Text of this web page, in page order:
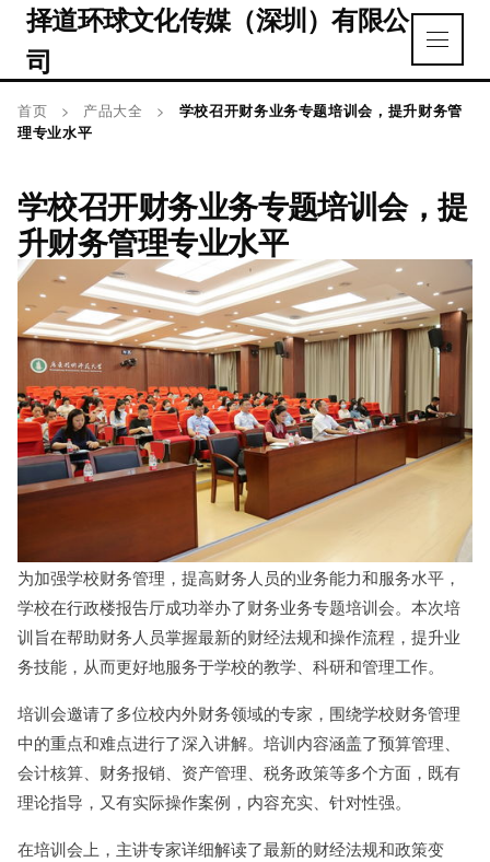
择道环球文化传媒（深圳）有限公
司
首页 > 产品大全 >
学校召开财务业务专题培训会，提升财务管
理专业水平
学校召开财务业务专题培训会，提
升财务管理专业水平
为加强学校财务管理，提高财务人员的业务能力和服务水平，
学校在行政楼报告厅成功举办了财务业务专题培训会。本次培
训旨在帮助财务人员掌握最新的财经法规和操作流程，提升业
务技能，从而更好地服务于学校的教学、科研和管理工作。
培训会邀请了多位校内外财务领域的专家，围绕学校财务管理
中的重点和难点进行了深入讲解。培训内容涵盖了预算管理、
会计核算、财务报销、资产管理、税务政策等多个方面，既有
理论指导，又有实际操作案例，内容充实、针对性强。
在培训会上，主讲专家详细解读了最新的财经法规和政策变